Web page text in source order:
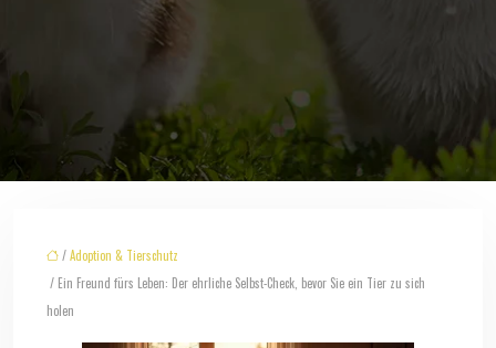
/Adoption & Tierschutz
/ Ein Freund fürs Leben: Der ehrliche Selbst-Check, bevor Sie ein Tier zu sich
holen